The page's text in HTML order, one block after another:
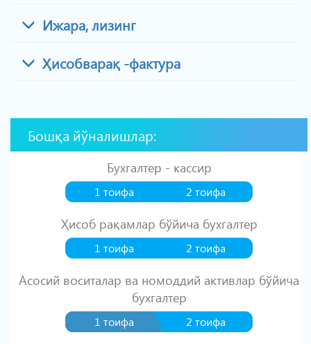
Ижара, лизинг
Ҳисобварақ -фактура
Бошқа йўналишлар:
Бухгалтер - кассир
1 тоифа 2 тоифа
Ҳисоб рақамлар бўйича бухгалтер
1 тоифа 2 тоифа
Асосий воситалар ва номоддий активлар бўйича
бухгалтер
1 тоифа 2 тоифа